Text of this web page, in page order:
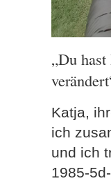
„Du
Katja,
ich
und ich
1985-